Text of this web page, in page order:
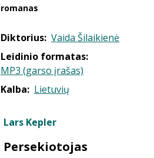
romanas
Diktorius: Vaida Šilaikienė
Leidinio formatas:
MP3 (garso įrašas)
Kalba: Lietuvių
Lars Kepler
Persekiotojas